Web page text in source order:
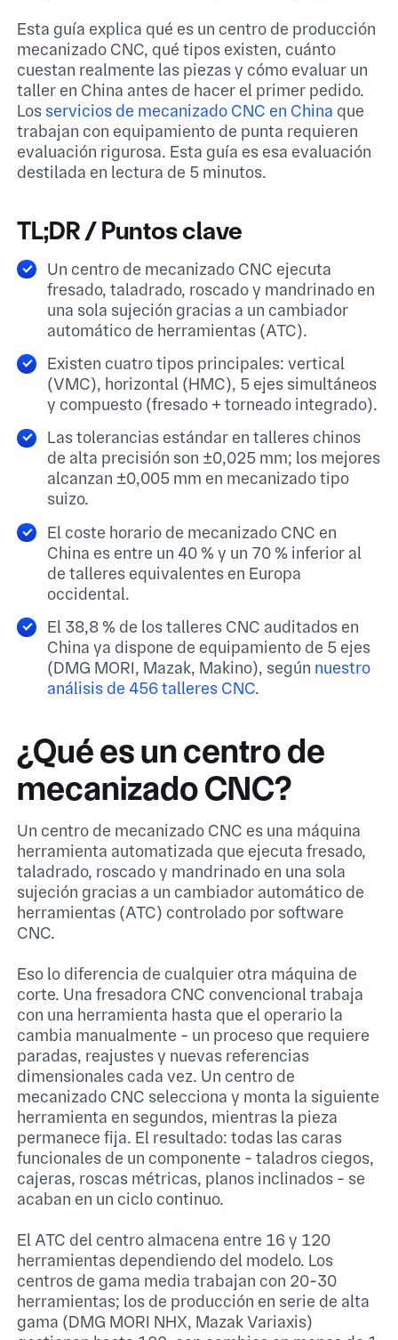
Esta guía explica qué es un centro de producción
mecanizado CNC, qué tipos existen, cuánto
cuestan realmente las piezas y cómo evaluar un
taller en China antes de hacer el primer pedido.
Los servicios de mecanizado CNC en China que
trabajan con equipamiento de punta requieren
evaluación rigurosa. Esta guía es esa evaluación
destilada en lectura de 5 minutos.
TL;DR / Puntos clave
Un centro de mecanizado CNC ejecuta
fresado, taladrado, roscado y mandrinado en
una sola sujeción gracias a un cambiador
automático de herramientas (ATC).
Existen cuatro tipos principales: vertical
(VMC), horizontal (HMC), 5 ejes simultáneos
y compuesto (fresado + torneado integrado).
Las tolerancias estándar en talleres chinos
de alta precisión son ±0,025 mm; los mejores
alcanzan ±0,005 mm en mecanizado tipo
suizo.
El coste horario de mecanizado CNC en
China es entre un 40 % y un 70 % inferior al
de talleres equivalentes en Europa
occidental.
El 38,8 % de los talleres CNC auditados en
China ya dispone de equipamiento de 5 ejes
(DMG MORI, Mazak, Makino), según nuestro
análisis de 456 talleres CNC.
¿Qué es un centro de
mecanizado CNC?
Un centro de mecanizado CNC es una máquina
herramienta automatizada que ejecuta fresado,
taladrado, roscado y mandrinado en una sola
sujeción gracias a un cambiador automático de
herramientas (ATC) controlado por software
CNC.
Eso lo diferencia de cualquier otra máquina de
corte. Una fresadora CNC convencional trabaja
con una herramienta hasta que el operario la
cambia manualmente - un proceso que requiere
paradas, reajustes y nuevas referencias
dimensionales cada vez. Un centro de
mecanizado CNC selecciona y monta la siguiente
herramienta en segundos, mientras la pieza
permanece fija. El resultado: todas las caras
funcionales de un componente - taladros ciegos,
cajeras, roscas métricas, planos inclinados - se
acaban en un ciclo continuo.
El ATC del centro almacena entre 16 y 120
herramientas dependiendo del modelo. Los
centros de gama media trabajan con 20-30
herramientas; los de producción en serie de alta
gama (DMG MORI NHX, Mazak Variaxis)